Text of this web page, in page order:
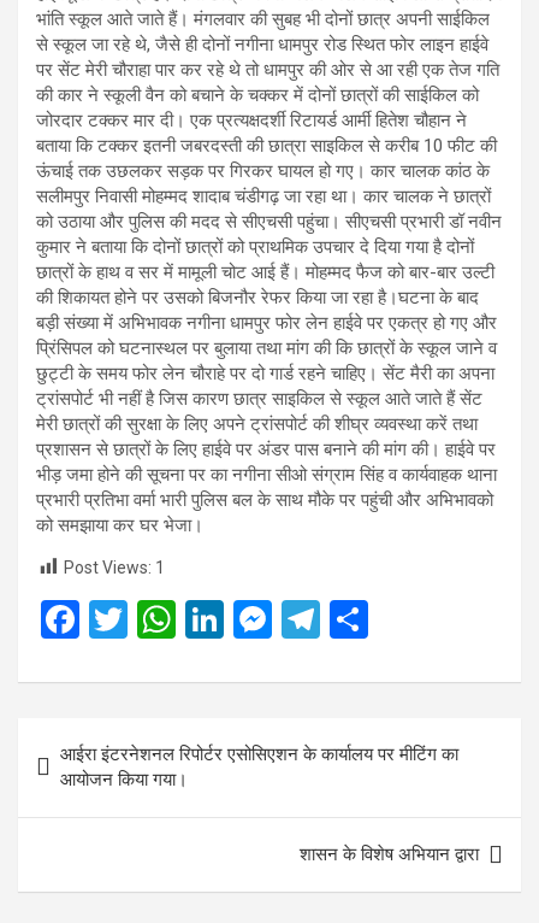
भांति स्कूल आते जाते हैं। मंगलवार की सुबह भी दोनों छात्र अपनी साईकिल
से स्कूल जा रहे थे, जैसे ही दोनों नगीना धामपुर रोड स्थित फोर लाइन हाईवे
पर सेंट मेरी चौराहा पार कर रहे थे तो धामपुर की ओर से आ रही एक तेज गति
की कार ने स्कूली वैन को बचाने के चक्कर में दोनों छात्रों की साईकिल को
जोरदार टक्कर मार दी। एक प्रत्यक्षदर्शी रिटायर्ड आर्मी हितेश चौहान ने
बताया कि टक्कर इतनी जबरदस्ती की छात्रा साइकिल से करीब 10 फीट की
ऊंचाई तक उछलकर सड़क पर गिरकर घायल हो गए। कार चालक कांठ के
सलीमपुर निवासी मोहम्मद शादाब चंडीगढ़ जा रहा था। कार चालक ने छात्रों
को उठाया और पुलिस की मदद से सीएचसी पहुंचा। सीएचसी प्रभारी डॉ नवीन
कुमार ने बताया कि दोनों छात्रों को प्राथमिक उपचार दे दिया गया है दोनों
छात्रों के हाथ व सर में मामूली चोट आई हैं। मोहम्मद फैज को बार-बार उल्टी
की शिकायत होने पर उसको बिजनौर रेफर किया जा रहा है।घटना के बाद
बड़ी संख्या में अभिभावक नगीना धामपुर फोर लेन हाईवे पर एकत्र हो गए और
प्रिंसिपल को घटनास्थल पर बुलाया तथा मांग की कि छात्रों के स्कूल जाने व
छुट्टी के समय फोर लेन चौराहे पर दो गार्ड रहने चाहिए। सेंट मैरी का अपना
ट्रांसपोर्ट भी नहीं है जिस कारण छात्र साइकिल से स्कूल आते जाते हैं सेंट
मेरी छात्रों की सुरक्षा के लिए अपने ट्रांसपोर्ट की शीघ्र व्यवस्था करें तथा
प्रशासन से छात्रों के लिए हाईवे पर अंडर पास बनाने की मांग की। हाईवे पर
भीड़ जमा होने की सूचना पर का नगीना सीओ संग्राम सिंह व कार्यवाहक थाना
प्रभारी प्रतिभा वर्मा भारी पुलिस बल के साथ मौके पर पहुंची और अभिभावको
को समझाया कर घर भेजा।
Post Views: 1
F
ce
b
o
o
T
tt
er
W
at
s
A
p
Li
ke
dI
n
M
se
g
er
T
e
gr
a
m
ar
navigation
आईरा इंटरनेशनल रिपोर्टर एसोसिएशन के कार्यालय पर मीटिंग का
आयोजन किया गया।
शासन के विशेष अभियान द्वारा